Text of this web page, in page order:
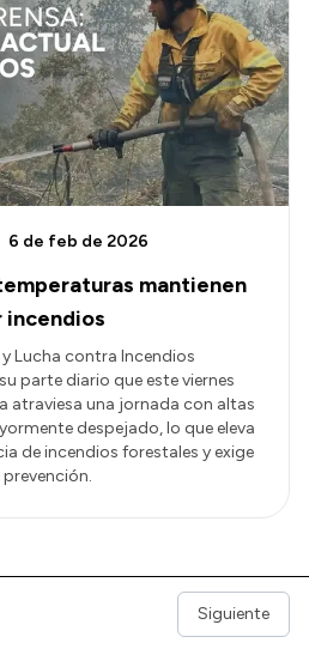
mantienen
incendios
6 de feb de 2026
y Lucha contra Incendios
parte diario que este viernes
atraviesa una jornada con altas
despejado, lo que eleva
de incendios forestales y exige
Siguiente